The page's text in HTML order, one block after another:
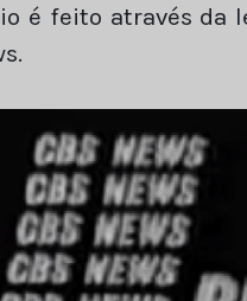
é feito através